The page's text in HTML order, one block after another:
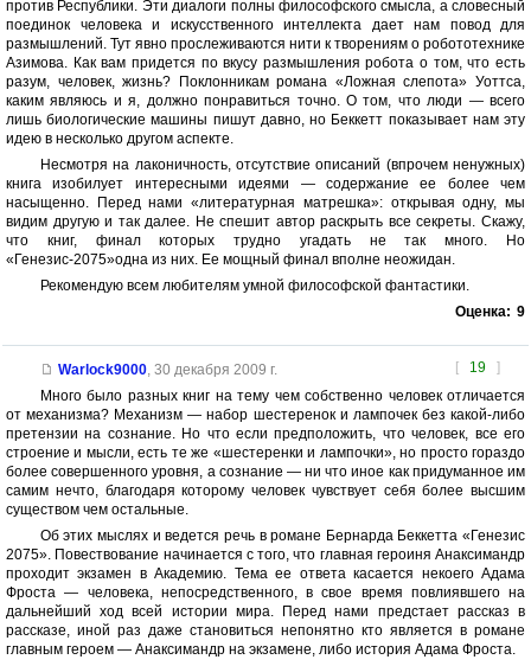
против Республики. Эти диалоги полны философского смысла, а словесный
поединок человека и искусственного интеллекта дает нам повод для
размышлений. Тут явно прослеживаются нити к творениям о робототехнике
Азимова. Как вам придется по вкусу размышления робота о том, что есть
разум, человек, жизнь? Поклонникам романа «Ложная слепота» Уоттса,
каким являюсь и я, должно понравиться точно. О том, что люди — всего
лишь биологические машины пишут давно, но Беккетт показывает нам эту
идею в несколько другом аспекте.
Несмотря на лаконичность, отсутствие описаний (впрочем ненужных)
книга изобилует интересными идеями — содержание ее более чем
насыщенно. Перед нами «литературная матрешка»: открывая одну, мы
видим другую и так далее. Не спешит автор раскрыть все секреты. Скажу,
что книг, финал которых трудно угадать не так много. Но
«Генезис-2075»одна из них. Ее мощный финал вполне неожидан.
Рекомендую всем любителям умной философской фантастики.
Оценка: 9
[ 19 ]
Warlock9000, 30 декабря 2009 г.
Много было разных книг на тему чем собственно человек отличается
от механизма? Механизм — набор шестеренок и лампочек без какой-либо
претензии на сознание. Но что если предположить, что человек, все его
строение и мысли, есть те же «шестеренки и лампочки», но просто гораздо
более совершенного уровня, а сознание — ни что иное как придуманное им
самим нечто, благодаря которому человек чувствует себя более высшим
существом чем остальные.
Об этих мыслях и ведется речь в романе Бернарда Беккетта «Генезис
2075». Повествование начинается с того, что главная героиня Анаксимандр
проходит экзамен в Академию. Тема ее ответа касается некоего Адама
Фроста — человека, непосредственного, в свое время повлиявшего на
дальнейший ход всей истории мира. Перед нами предстает рассказ в
рассказе, иной раз даже становиться непонятно кто является в романе
главным героем — Анаксимандр на экзамене, либо история Адама Фроста.